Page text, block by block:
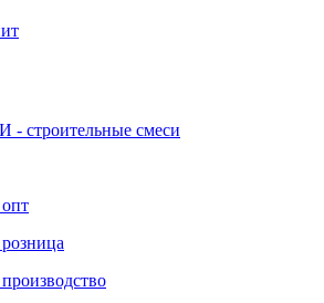
строительные смеси